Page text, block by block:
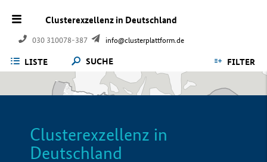
Clusterexzellenz in Deutschland
030 310078-387 info@clusterplattform.de
LISTE SUCHE FILTER
Clusterexzellenz in
Deutschland